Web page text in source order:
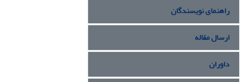
راهنمای نویسندگان
ارسال مقاله
داوران